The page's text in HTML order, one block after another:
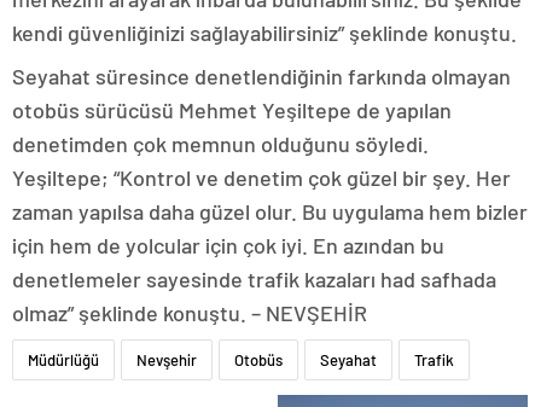
kendi güvenliğinizi sağlayabilirsiniz” şeklinde konuştu.
Seyahat süresince denetlendiğinin farkında olmayan
otobüs sürücüsü Mehmet Yeşiltepe de yapılan
denetimden çok memnun olduğunu söyledi.
Yeşiltepe; “Kontrol ve denetim çok güzel bir şey. Her
zaman yapılsa daha güzel olur. Bu uygulama hem bizler
için hem de yolcular için çok iyi. En azından bu
denetlemeler sayesinde trafik kazaları had safhada
olmaz” şeklinde konuştu. – NEVŞEHİR
Müdürlüğü Nevşehir Otobüs Seyahat Trafik